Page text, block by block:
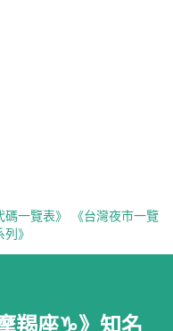
碼一覽表》
《台灣夜市一覽
》
羯座♑️》知名